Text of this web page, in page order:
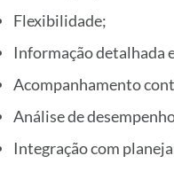
Flexibilidade;
Informação detalhada
Acompanhamento
Análise de
Integração com